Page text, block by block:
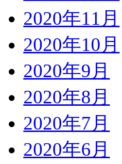
2020年11月
2020年10月
2020年9月
2020年8月
2020年7月
2020年6月